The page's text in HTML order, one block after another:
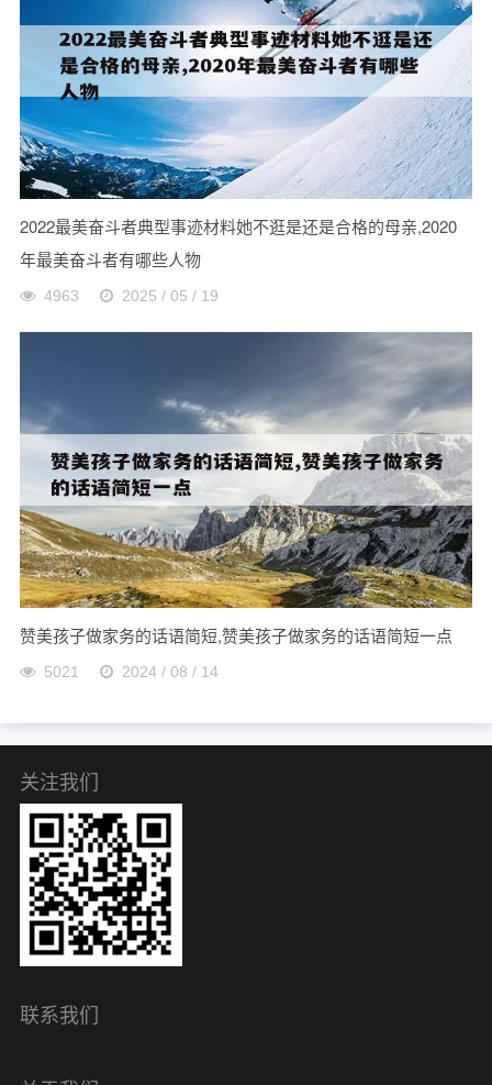
2022最美奋斗者典型事迹材料她不逛是还是合格的母亲,2020
年最美奋斗者有哪些人物
4963 2025 / 05 / 19
赞美孩子做家务的话语简短,赞美孩子做家务的话语简短一点
5021 2024 / 08 / 14
关注我们
联系我们